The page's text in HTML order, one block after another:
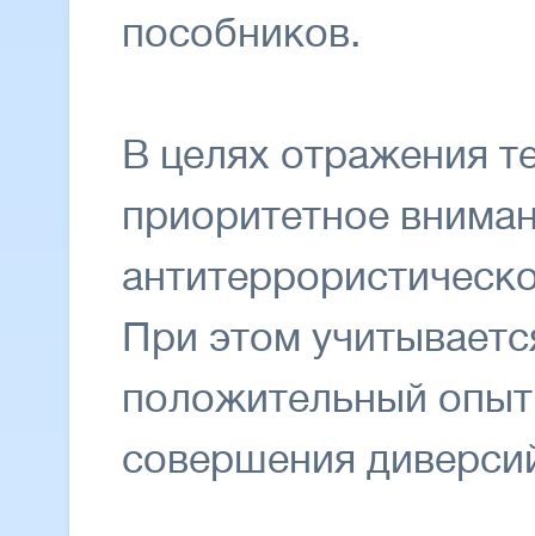
пособников.
В целях отражения
приоритетное
При этом
положительный
совершения